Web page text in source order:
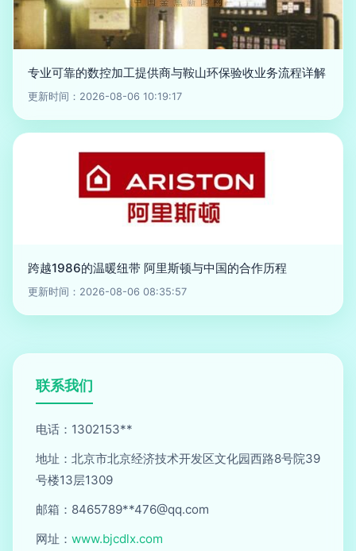
专业可靠的数控加工提供商与鞍山环保验收业务流程详解
更新时间：2026-08-06 10:19:17
跨越1986的温暖纽带 阿里斯顿与中国的合作历程
更新时间：2026-08-06 08:35:57
联系我们
电话：1302153**
地址：北京市北京经济技术开发区文化园西路8号院39
号楼13层1309
邮箱：8465789**476@qq.com
网址： www.bjcdlx.com